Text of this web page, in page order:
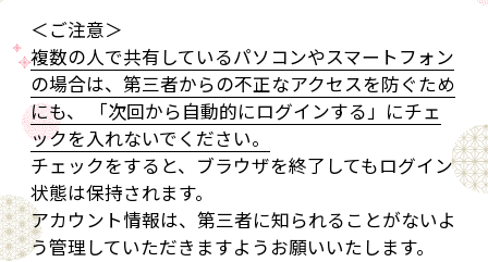
＜ご注意＞
複数の人で共有しているパソコンやスマートフォン
の場合は、第三者からの不正なアクセスを防ぐため
にも、 「次回から自動的にログインする」にチェ
ックを入れないでください。
チェックをすると、ブラウザを終了してもログイン
状態は保持されます。
アカウント情報は、第三者に知られることがないよ
う管理していただきますようお願いいたします。